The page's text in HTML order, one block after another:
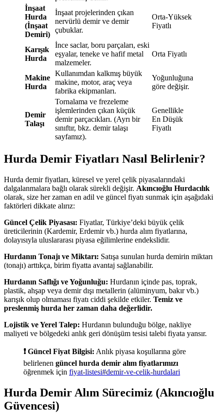
İnşaat
Hurda
(İnşaat
Demiri)
İnşaat projelerinden çıkan
nervürlü demir ve demir
çubuklar.
Orta-Yüksek
Fiyatlı
Karışık
Hurda
İnce saclar, boru parçaları, eski
eşyalar, teneke ve hafif metal
malzemeler.
Orta Fiyatlı
Makine
Hurda
Kullanımdan kalkmış büyük
makine, motor, araç veya
fabrika ekipmanları.
Yoğunluğuna
göre değişir.
Demir
Talaşı
Tornalama ve frezeleme
işlemlerinden çıkan küçük
demir parçacıkları. (Ayrı bir
sınıftır, bkz. demir talaşı
sayfamız).
Genellikle
En Düşük
Fiyatlı
Hurda Demir Fiyatları Nasıl Belirlenir?
Hurda demir fiyatları, küresel ve yerel çelik piyasalarındaki
dalgalanmalara bağlı olarak sürekli değişir. Akıncıoğlu Hurdacılık
olarak, size her zaman en adil ve güncel fiyatı sunmak için aşağıdaki
faktörleri dikkate alırız:
Güncel Çelik Piyasası: Fiyatlar, Türkiye’deki büyük çelik
üreticilerinin (Kardemir, Erdemir vb.) hurda alım fiyatlarına,
dolayısıyla uluslararası piyasa eğilimlerine endekslidir.
Hurdanın Tonajı ve Miktarı: Satışa sunulan hurda demirin miktarı
(tonajı) arttıkça, birim fiyatta avantaj sağlanabilir.
Hurdanın Saflığı ve Yoğunluğu: Hurdanın içinde pas, toprak,
plastik, ahşap veya demir dışı metallerin (alüminyum, bakır vb.)
karışık olup olmaması fiyatı ciddi şekilde etkiler. Temiz ve
preslenmiş hurda her zaman daha değerlidir.
Lojistik ve Yerel Talep: Hurdanın bulunduğu bölge, nakliye
maliyeti ve bölgedeki anlık geri dönüşüm tesisi talebi fiyata yansır.
❗ Güncel Fiyat Bilgisi: Anlık piyasa koşullarına göre
belirlenen güncel hurda demir alım fiyatlarımızı
öğrenmek için fiyat-listesi#demir-ve-celik-hurdalari
Hurda Demir Alım Sürecimiz (Akıncıoğlu
Güvencesi)